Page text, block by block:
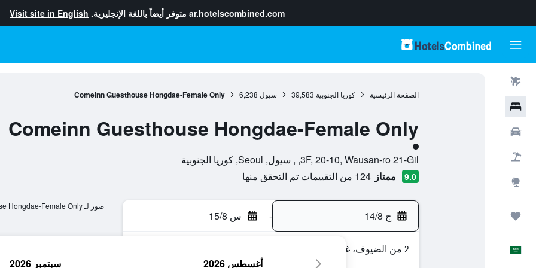
ar.hotelscombined.com متوفر أيضاً باللغة الإنجليزية. Visit site in English
الصفحة الرئيسية كوريا الجنوبية 39,583 سيول 6,238
Comeinn Guesthouse Hongdae-Female Only
Comeinn Guesthouse Hongdae-Female Only
تقييم فئة 1
3F, 20-10, Wausan-ro 21-Gil, , سيول, Seoul, كوريا الجنوبية
9.0 ممتاز 124 من التقييمات تم التحقق منها
ج 14/8 - س 15/8
2 من الضيوف، غرفة واحدة
صور لـ Comeinn Guesthouse Hongdae-Female Only
أغسطس 2026 سبتمبر 2026